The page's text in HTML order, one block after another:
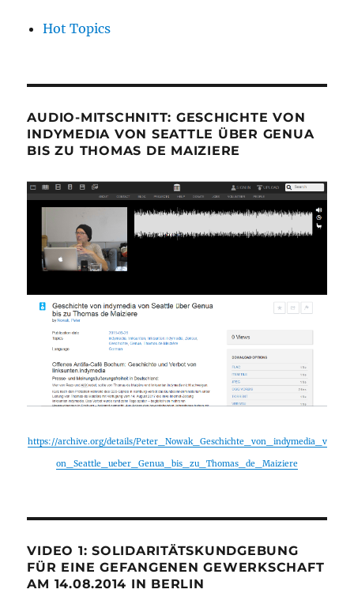
Hot Topics
AUDIO-MITSCHNITT: GESCHICHTE VON
INDYMEDIA VON SEATTLE ÜBER GENUA
BIS ZU THOMAS DE MAIZIERE
https://archive.org/details/Peter_Nowak_Geschichte_von_indymedia_v
on_Seattle_ueber_Genua_bis_zu_Thomas_de_Maiziere
VIDEO 1: SOLIDARITÄTSKUNDGEBUNG
FÜR EINE GEFANGENEN GEWERKSCHAFT
AM 14.08.2014 IN BERLIN